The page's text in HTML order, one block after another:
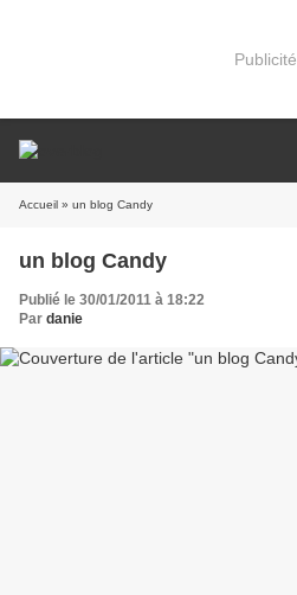
Publicité
Accueil » un blog Candy
un blog Candy
Publié le 30/01/2011 à 18:22
Par danie